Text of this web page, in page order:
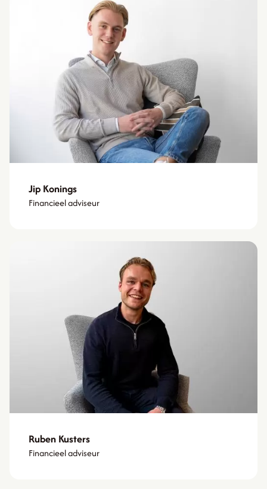
Jip Konings
Financieel adviseur
Ruben Kusters
Financieel adviseur